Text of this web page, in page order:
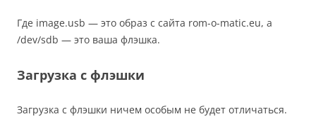
Где image.usb — это образ с сайта rom-o-matic.eu, а
/dev/sdb — это ваша флэшка.
Загрузка с флэшки
Загрузка с флэшки ничем особым не будет отличаться.